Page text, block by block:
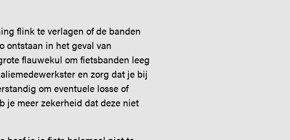
flink te verlagen of de banden
ontstaan in het geval van
flauwekul om fietsbanden leeg
en zorg dat je bij
om eventuele losse of
je meer zekerheid dat deze niet